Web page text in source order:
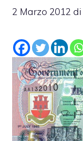
2 Marzo 2012 di